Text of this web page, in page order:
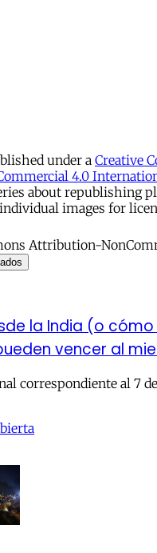
under a Creative
4.0
about republishing
images for
la India (o cómo
vencer al
correspondiente al 7